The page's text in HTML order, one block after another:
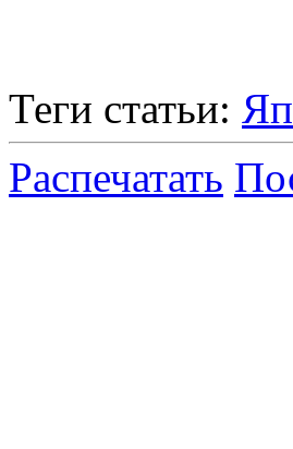
Теги статьи:
Распечатать